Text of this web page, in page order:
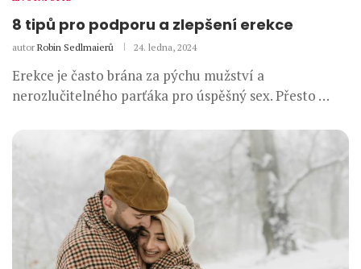
8 tipů pro podporu a zlepšení erekce
autor Robin Sedlmaierů 24. ledna, 2024
Erekce je často brána za pýchu mužství a
nerozlučitelného parťáka pro úspěšný sex. Přesto …